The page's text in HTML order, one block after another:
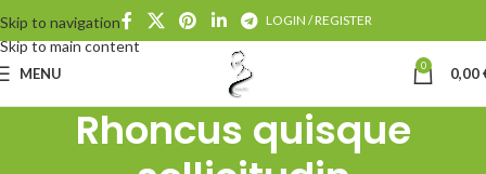
Skip to navigation
Skip to main content
LOGIN / REGISTER
MENU 0 0,00
Rhoncus quisque